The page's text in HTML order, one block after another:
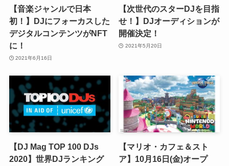
【音楽ジャンルで日本
初！】DJにフォーカスした
デジタルコンテンツがNFT
に！
2021年6月16日
【次世代のスターDJを目指
せ！】DJオーディションが
開催決定！
2021年5月20日
【DJ Mag TOP 100 DJs
2020】世界DJランキング
【マリオ・カフェ＆スト
ア】10月16日(金)オープ